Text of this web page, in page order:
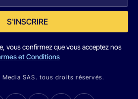
S'INSCRIRE
vous confirmez que vous acceptez nos
et Conditions
SAS. tous droits réservés.